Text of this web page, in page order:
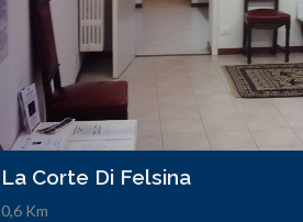
La Corte Di Felsina
0,6 Km